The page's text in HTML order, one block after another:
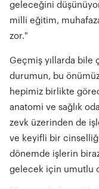
geleceğini
milli eğitim,
zor."
Geçmiş yıllarda bile
durumun, bu
hepimiz birlikte
anatomi ve sağlık
zevk üzerinden de
ve keyifli bir
dönemde işlerin
gelecek için umutlu